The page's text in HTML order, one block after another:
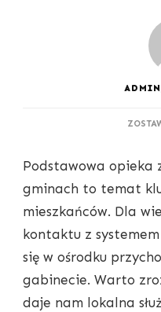
Podstawowa opieka
gminach to temat
mieszkańców. Dla
kontaktu z
się w ośrodku
gabinecie. Warto
daje nam lokalna